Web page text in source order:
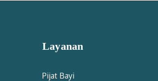
Layanan
Pijat Bayi